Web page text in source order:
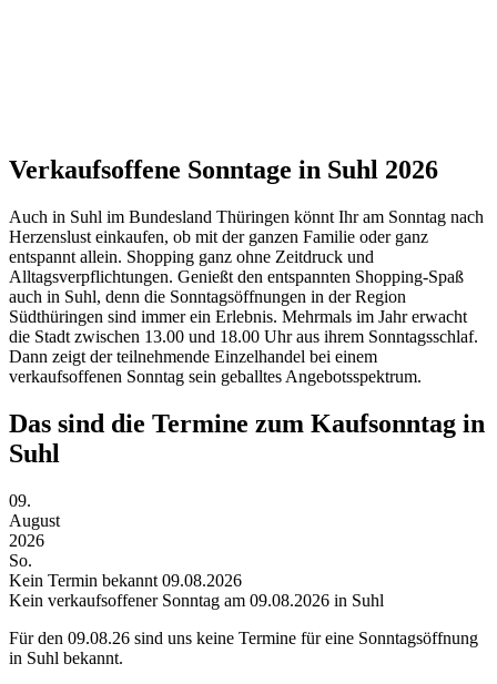
Verkaufsoffene Sonntage in Suhl 2026
Auch in Suhl im Bundesland Thüringen könnt Ihr am Sonntag nach
Herzenslust einkaufen, ob mit der ganzen Familie oder ganz
entspannt allein. Shopping ganz ohne Zeitdruck und
Alltagsverpflichtungen. Genießt den entspannten Shopping-Spaß
auch in Suhl, denn die Sonntagsöffnungen in der Region
Südthüringen sind immer ein Erlebnis. Mehrmals im Jahr erwacht
die Stadt zwischen 13.00 und 18.00 Uhr aus ihrem Sonntagsschlaf.
Dann zeigt der teilnehmende Einzelhandel bei einem
verkaufsoffenen Sonntag sein geballtes Angebotsspektrum.
Das sind die Termine zum Kaufsonntag in
Suhl
09.
August
2026
So.
Kein Termin bekannt 09.08.2026
Kein verkaufsoffener Sonntag am 09.08.2026 in Suhl
Für den 09.08.26 sind uns keine Termine für eine Sonntagsöffnung
in Suhl bekannt.